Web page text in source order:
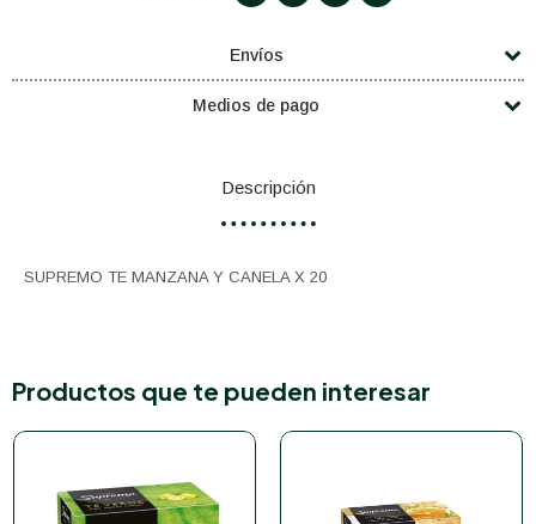
Envíos
Medios de pago
Descripción
SUPREMO TE MANZANA Y CANELA X 20
Productos que te pueden interesar